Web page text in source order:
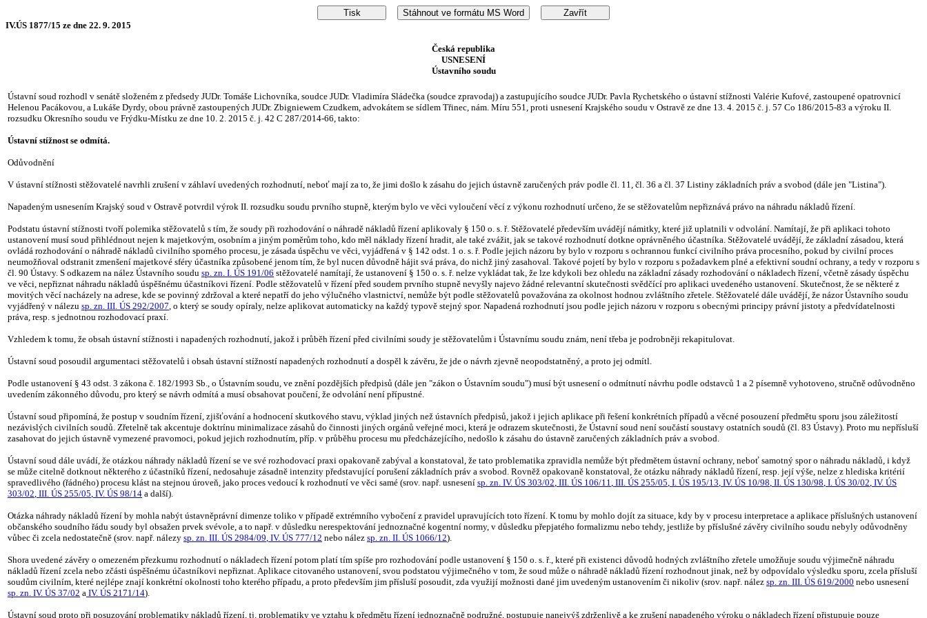
IV.ÚS 1877/15 ze dne 22. 9. 2015
Česká republika
USNESENÍ
Ústavního soudu
Ústavní soud rozhodl v senátě složeném z předsedy JUDr. Tomáše Lichovníka, soudce JUDr. Vladimíra Sládečka (soudce zpravodaj) a zastupujícího soudce JUDr. Pavla Rychetského o ústavní stížnosti Valérie Kufové, zastoupené opatrovnicí
Helenou Pacákovou, a Lukáše Dyrdy, obou právně zastoupených JUDr. Zbigniewem Czudkem, advokátem se sídlem Třinec, nám. Míru 551, proti usnesení Krajského soudu v Ostravě ze dne 13. 4. 2015 č. j. 57 Co 186/2015-83 a výroku II.
rozsudku Okresního soudu ve Frýdku-Místku ze dne 10. 2. 2015 č. j. 42 C 287/2014-66, takto:
Ústavní stížnost se odmítá.
Odůvodnění
V ústavní stížnosti stěžovatelé navrhli zrušení v záhlaví uvedených rozhodnutí, neboť mají za to, že jimi došlo k zásahu do jejich ústavně zaručených práv podle čl. 11, čl. 36 a čl. 37 Listiny základních práv a svobod (dále jen "Listina").
Napadeným usnesením Krajský soud v Ostravě potvrdil výrok II. rozsudku soudu prvního stupně, kterým bylo ve věci vyloučení věcí z výkonu rozhodnutí určeno, že se stěžovatelům nepřiznává právo na náhradu nákladů řízení.
Podstatu ústavní stížnosti tvoří polemika stěžovatelů s tím, že soudy při rozhodování o náhradě nákladů řízení aplikovaly § 150 o. s. ř. Stěžovatelé především uvádějí námitky, které již uplatnili v odvolání. Namítají, že při aplikaci tohoto
ustanovení musí soud přihlédnout nejen k majetkovým, osobním a jiným poměrům toho, kdo měl náklady řízení hradit, ale také zvážit, jak se takové rozhodnutí dotkne oprávněného účastníka. Stěžovatelé uvádějí, že základní zásadou, která
ovládá rozhodování o náhradě nákladů civilního sporného procesu, je zásada úspěchu ve věci, vyjádřená v § 142 odst. 1 o. s. ř. Podle jejich názoru by bylo v rozporu s ochrannou funkcí civilního práva procesního, pokud by civilní proces
neumožňoval odstranit zmenšení majetkové sféry účastníka způsobené jenom tím, že byl nucen důvodně hájit svá práva, do nichž jiný zasahoval. Takové pojetí by bylo v rozporu s požadavkem plné a efektivní soudní ochrany, a tedy v rozporu s
čl. 90 Ústavy. S odkazem na nález Ústavního soudu sp. zn. I. ÚS 191/06 stěžovatelé namítají, že ustanovení § 150 o. s. ř. nelze vykládat tak, že lze kdykoli bez ohledu na základní zásady rozhodování o nákladech řízení, včetně zásady úspěchu
ve věci, nepřiznat náhradu nákladů úspěšnému účastníkovi řízení. Podle stěžovatelů v řízení před soudem prvního stupně nevyšly najevo žádné relevantní skutečnosti svědčící pro aplikaci uvedeného ustanovení. Skutečnost, že se některé z
movitých věcí nacházely na adrese, kde se povinný zdržoval a které nepatří do jeho výlučného vlastnictví, nemůže být podle stěžovatelů považována za okolnost hodnou zvláštního zřetele. Stěžovatelé dále uvádějí, že názor Ústavního soudu
vyjádřený v nálezu sp. zn. III. ÚS 292/2007, o který se soudy opíraly, nelze aplikovat automaticky na každý typově stejný spor. Napadená rozhodnutí jsou podle jejich názoru v rozporu s obecnými principy právní jistoty a předvídatelnosti
práva, resp. s jednotnou rozhodovací praxí.
Vzhledem k tomu, že obsah ústavní stížnosti i napadených rozhodnutí, jakož i průběh řízení před civilními soudy je stěžovatelům i Ústavnímu soudu znám, není třeba je podrobněji rekapitulovat.
Ústavní soud posoudil argumentaci stěžovatelů i obsah ústavní stížností napadených rozhodnutí a dospěl k závěru, že jde o návrh zjevně neopodstatněný, a proto jej odmítl.
Podle ustanovení § 43 odst. 3 zákona č. 182/1993 Sb., o Ústavním soudu, ve znění pozdějších předpisů (dále jen "zákon o Ústavním soudu") musí být usnesení o odmítnutí návrhu podle odstavců 1 a 2 písemně vyhotoveno, stručně odůvodněno
uvedením zákonného důvodu, pro který se návrh odmítá a musí obsahovat poučení, že odvolání není přípustné.
Ústavní soud připomíná, že postup v soudním řízení, zjišťování a hodnocení skutkového stavu, výklad jiných než ústavních předpisů, jakož i jejich aplikace při řešení konkrétních případů a věcné posouzení předmětu sporu jsou záležitostí
nezávislých civilních soudů. Zřetelně tak akcentuje doktrínu minimalizace zásahů do činnosti jiných orgánů veřejné moci, která je odrazem skutečnosti, že Ústavní soud není součástí soustavy ostatních soudů (čl. 83 Ústavy). Proto mu nepřísluší
zasahovat do jejich ústavně vymezené pravomoci, pokud jejich rozhodnutím, příp. v průběhu procesu mu předcházejícího, nedošlo k zásahu do ústavně zaručených základních práv a svobod.
Ústavní soud dále uvádí, že otázkou náhrady nákladů řízení se ve své rozhodovací praxi opakovaně zabýval a konstatoval, že tato problematika zpravidla nemůže být předmětem ústavní ochrany, neboť samotný spor o náhradu nákladů, i když
se může citelně dotknout některého z účastníků řízení, nedosahuje zásadně intenzity představující porušení základních práv a svobod. Rovněž opakovaně konstatoval, že otázku náhrady nákladů řízení, resp. její výše, nelze z hlediska kritérií
spravedlivého (řádného) procesu klást na stejnou úroveň, jako proces vedoucí k rozhodnutí ve věci samé (srov. např. usnesení sp. zn. IV. ÚS 303/02, III. ÚS 106/11, III. ÚS 255/05, I. ÚS 195/13, IV. ÚS 10/98, II. ÚS 130/98, I. ÚS 30/02, IV. ÚS
303/02, III. ÚS 255/05, IV. ÚS 98/14 a další).
Otázka náhrady nákladů řízení by mohla nabýt ústavněprávní dimenze toliko v případě extrémního vybočení z pravidel upravujících toto řízení. K tomu by mohlo dojít za situace, kdy by v procesu interpretace a aplikace příslušných ustanovení
občanského soudního řádu soudy byl obsažen prvek svévole, a to např. v důsledku nerespektování jednoznačné kogentní normy, v důsledku přepjatého formalizmu nebo tehdy, jestliže by příslušné závěry civilního soudu nebyly odůvodněny
vůbec či zcela nedostatečně (srov. např. nálezy sp. zn. III. ÚS 2984/09, IV. ÚS 777/12 nebo nález sp. zn. II. ÚS 1066/12).
Shora uvedené závěry o omezeném přezkumu rozhodnutí o nákladech řízení potom platí tím spíše pro rozhodování podle ustanovení § 150 o. s. ř., které při existenci důvodů hodných zvláštního zřetele umožňuje soudu výjimečně náhradu
nákladů řízení zcela nebo zčásti úspěšnému účastníkovi nepřiznat. Aplikace citovaného ustanovení, svou podstatou výjimečného v tom, že soud může o náhradě nákladů řízení rozhodnout jinak, než by odpovídalo výsledku sporu, zcela přísluší
soudům civilním, které nejlépe znají konkrétní okolnosti toho kterého případu, a proto především jim přísluší posoudit, zda využijí možnosti dané jim uvedeným ustanovením či nikoliv (srov. např. nález sp. zn. III. ÚS 619/2000 nebo usnesení
sp. zn. IV. ÚS 37/02 a IV. ÚS 2171/14).
Ústavní soud proto při posuzování problematiky nákladů řízení, tj. problematiky ve vztahu k předmětu řízení jednoznačně podružné, postupuje nanejvýš zdrženlivě a ke zrušení napadeného výroku o nákladech řízení přistupuje pouze